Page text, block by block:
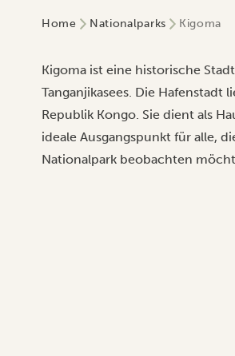
Home Nationalparks Kigoma
Kigoma ist eine historische
Tanganjikasees. Die
Republik Kongo. Sie dient als
ideale Ausgangspunkt für alle,
Nationalpark beobachten